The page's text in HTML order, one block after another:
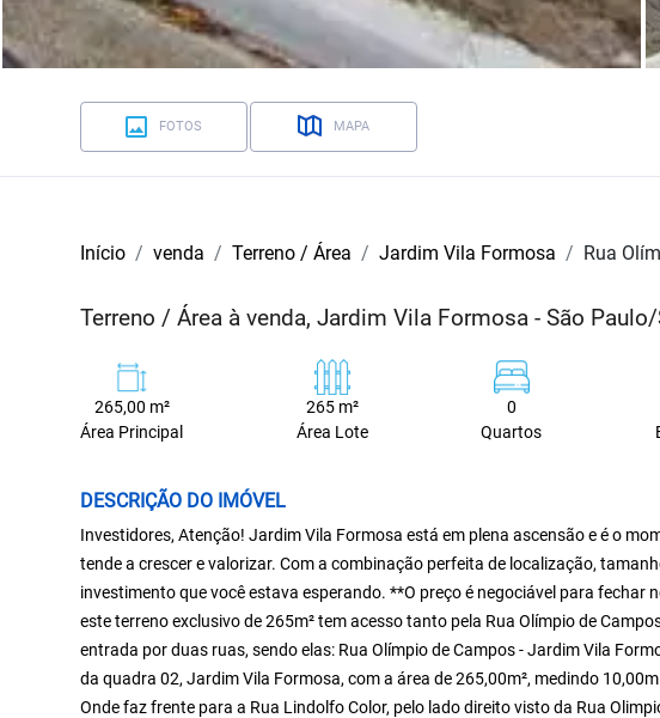
FOTOS MAPA
Início venda Terreno / Área Jardim Vila Formosa Rua
Terreno / Área à venda, Jardim Vila Formosa - São
265,00 m²
Área Principal
265 m²
Área Lote
0
Quartos
DESCRIÇÃO DO IMÓVEL
Investidores, Atenção! Jardim Vila Formosa está em plena ascensão e é o
tende a crescer e valorizar. Com a combinação perfeita de localização,
investimento que você estava esperando. **O preço é negociável para fechar
este terreno exclusivo de 265m² tem acesso tanto pela Rua Olímpio de
entrada por duas ruas, sendo elas: Rua Olímpio de Campos - Jardim Vila
da quadra 02, Jardim Vila Formosa, com a área de 265,00m², medindo
Onde faz frente para a Rua Lindolfo Color, pelo lado direito visto da Rua